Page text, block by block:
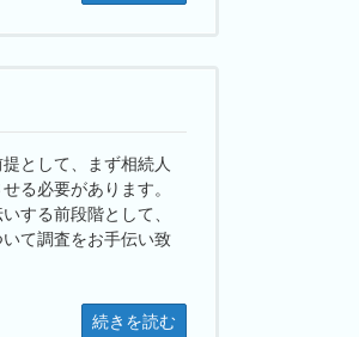
として、まず相続人
る必要があります。
する前段階として、
て調査をお手伝い致
続きを読む